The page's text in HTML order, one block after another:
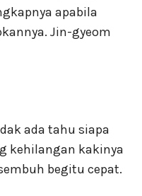
apabila
Jin-gyeom
ada tahu siapa
kehilangan kakinya
begitu cepat.